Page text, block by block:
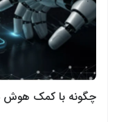
چگونه با کمک هوش